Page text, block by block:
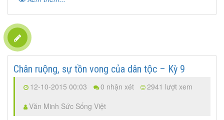
Chân ruộng, sự tồn vong của dân tộc – Kỳ 9
12-10-2015 00:03 0 nhận xét
2941 lượt xem
Văn Minh Sức Sống Việt